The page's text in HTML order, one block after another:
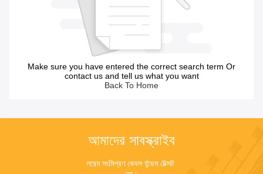
Make sure you have entered the correct search term Or
contact us and tell us what you want
Back To Home
আমাদের সাবস্ক্রাইব
লরেম সংমিশ্রণ কেবল র্যান্ডম টেক্সট